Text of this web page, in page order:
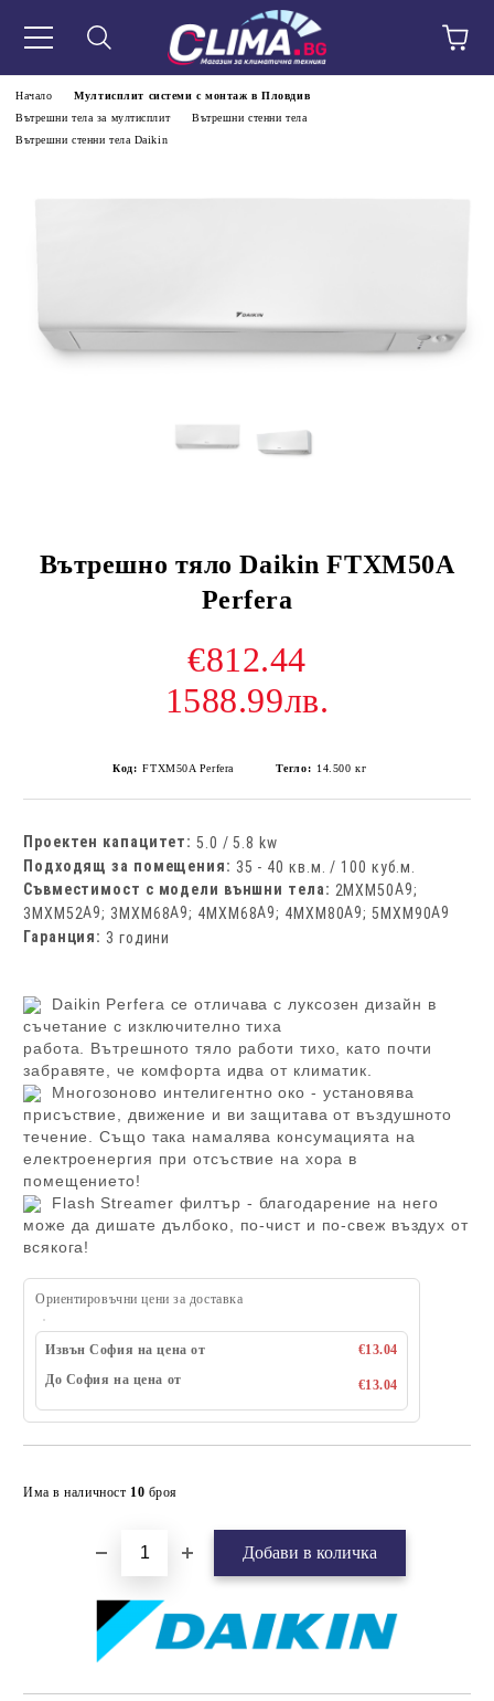
Начало
Мултисплит системи с монтаж в Пловдив
Вътрешни тела за мултисплит
Вътрешни стенни тела
Вътрешни стенни тела Daikin
Вътрешно тяло Daikin FTXM50A
Perfera
€812.44
1588.99лв.
Код: FTXM50A Perfera Тегло: 14.500 кг
Проектен капацитет: 5.0 / 5.8 kw
Подходящ за помещения: 35 - 40 кв.м. / 100 куб.м.
Съвместимост с модели външни тела: 2MXM50A9;
3MXM52A9; 3MXM68A9; 4MXM68A9; 4MXM80A9; 5MXM90A9
Гаранция: 3 години
Daikin Perfera се отличава с луксозен дизайн в
съчетание с изключително тиха
работа. Вътрешното тяло работи тихо, като почти
забравяте, че комфорта идва от климатик.
Многозоново интелигентно око - установява
присъствие, движение и ви защитава от въздушното
течение. Също така намалява консумацията на
електроенергия при отсъствие на хора в
помещението!
Flash Streamer филтър - благодарение на него
може да дишате дълбоко, по-чист и по-свеж въздух от
всякога!
Ориентировъчни цени за доставка
Извън София на цена от
€13.04
До София на цена от
€13.04
Има в наличност 10 броя